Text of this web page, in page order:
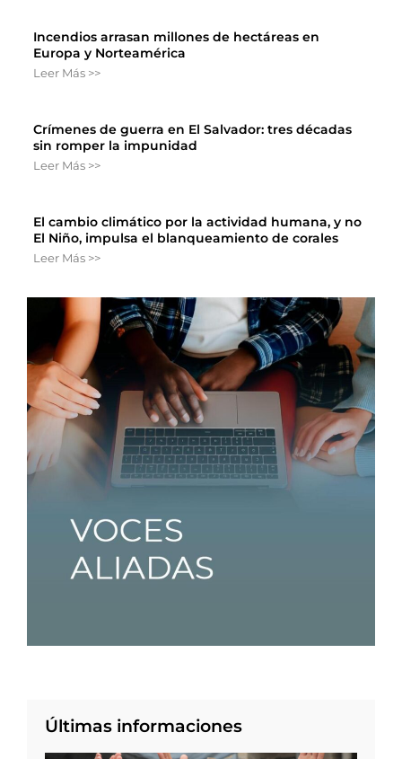
Incendios arrasan millones de hectáreas en
Europa y Norteamérica
Leer Más >>
Crímenes de guerra en El Salvador: tres décadas
sin romper la impunidad
Leer Más >>
El cambio climático por la actividad humana, y no
El Niño, impulsa el blanqueamiento de corales
Leer Más >>
Últimas informaciones